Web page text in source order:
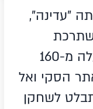
"עדינה",
מאחור. עם השקעה של למעלה מ-160
הסקי ואל
לשחקן